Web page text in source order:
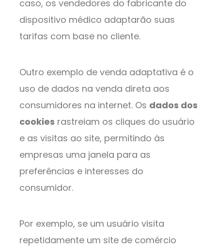
caso, os vendedores do fabricante do
dispositivo médico adaptarão suas
tarifas com base no cliente.
Outro exemplo de venda adaptativa é o
uso de dados na venda direta aos
consumidores na internet. Os dados dos
cookies rastreiam os cliques do usuário
e as visitas ao site, permitindo às
empresas uma janela para as
preferências e interesses do
consumidor.
Por exemplo, se um usuário visita
repetidamente um site de comércio